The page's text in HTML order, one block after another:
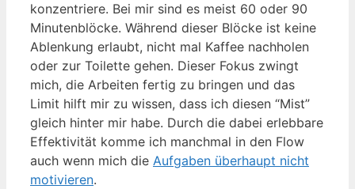
konzentriere. Bei mir sind es meist 60 oder 90
Minutenblöcke. Während dieser Blöcke ist keine
Ablenkung erlaubt, nicht mal Kaffee nachholen
oder zur Toilette gehen. Dieser Fokus zwingt
mich, die Arbeiten fertig zu bringen und das
Limit hilft mir zu wissen, dass ich diesen “Mist”
gleich hinter mir habe. Durch die dabei erlebbare
Effektivität komme ich manchmal in den Flow
auch wenn mich die Aufgaben überhaupt nicht
motivieren.